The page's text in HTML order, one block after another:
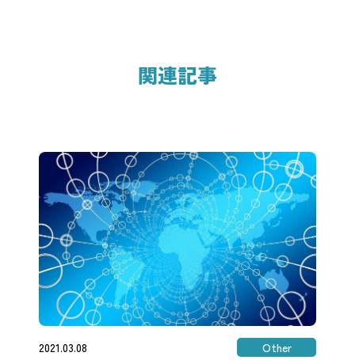
関連記事
2021.03.08
Other